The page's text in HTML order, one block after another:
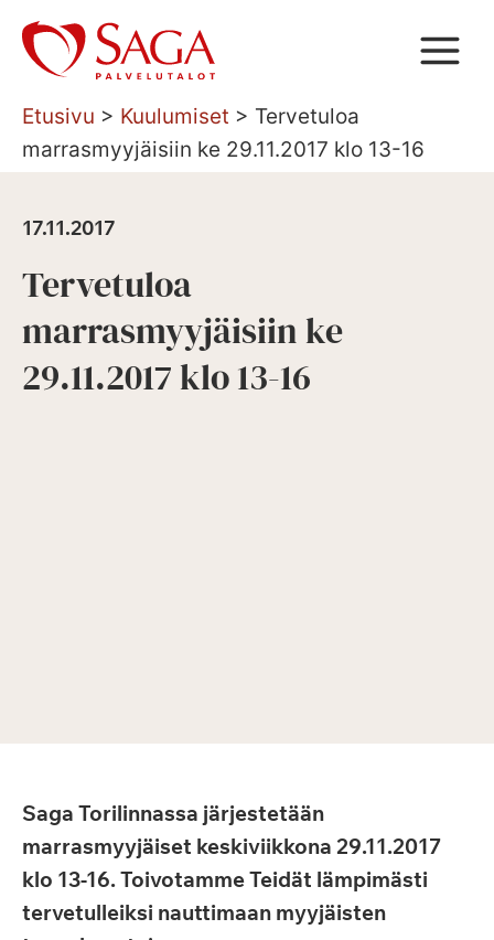
Siirry
sisältöön
Etusivu > Kuulumiset > Tervetuloa
marrasmyyjäisiin ke 29.11.2017 klo 13-16
17.11.2017
Tervetuloa
marrasmyyjäisiin ke
29.11.2017 klo 13-16
Saga Torilinnassa järjestetään
marrasmyyjäiset keskiviikkona 29.11.2017
klo 13-16. Toivotamme Teidät lämpimästi
tervetulleiksi nauttimaan myyjäisten